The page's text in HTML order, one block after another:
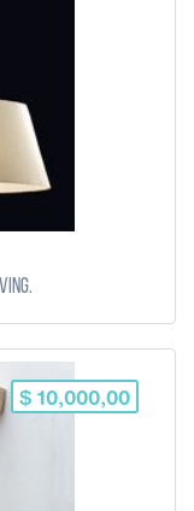
$ 10,000,00